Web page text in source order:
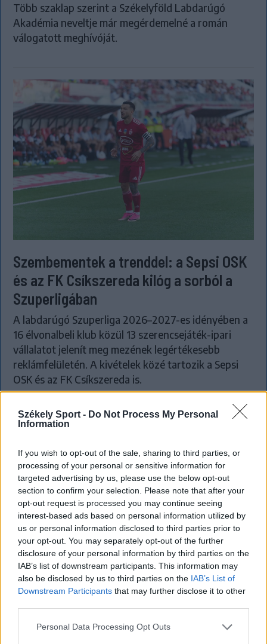
Székely Sport - Do Not Process My Personal
Information
If you wish to opt-out of the sale, sharing to third parties, or
processing of your personal or sensitive information for
targeted advertising by us, please use the below opt-out
section to confirm your selection. Please note that after your
opt-out request is processed you may continue seeing
interest-based ads based on personal information utilized by
us or personal information disclosed to third parties prior to
your opt-out. You may separately opt-out of the further
disclosure of your personal information by third parties on the
IAB’s list of downstream participants. This information may
also be disclosed by us to third parties on the IAB’s List of
Downstream Participants that may further disclose it to other
Personal Data Processing Opt Outs
Több szaklap szerint a Székelyföld Labdarúgó
Akadémia neveltje már megérdemelné a román
válogatott meghívóját.
Szembementek a trenddel: a Sepsi OSK
és az FK Csíkszereda kilóg a sorból a
Szuperligában
A labdarúgó Szuperliga 2026–2027-es idényében a
16 élvonalbeli klub közül 13 szerencsejáték-ipari
vállalatot jelenít meg mezének legértékesebb
reklámfelületén. A kivételek közé tartozik a Sepsi
OSK és az FK Csíkszereda is.
Tömegverekedés lett a szűk